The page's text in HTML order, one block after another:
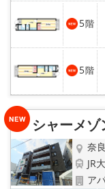
AcePlanner公式ラ
スタッフ紹介
リフォーム のこと
オーナー様へ
住宅型有料老人 Ｆ
5階
5階
シャーメ
奈
JR
ア